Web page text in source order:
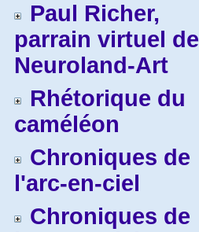
Paul Richer,
parrain virtuel de
Neuroland-Art
Rhétorique du
caméléon
Chroniques de
l'arc-en-ciel
Chroniques de